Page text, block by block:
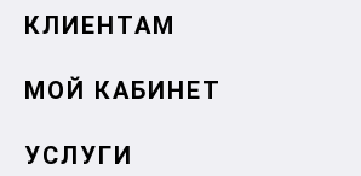
КЛИЕНТАМ
МОЙ КАБИНЕТ
УСЛУГИ